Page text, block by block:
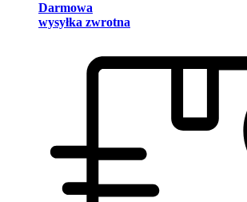
Darmowa
wysyłka zwrotna